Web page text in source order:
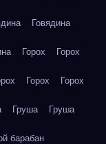
Говядина
Горох Горох
Горох Горох
Груша Груша
барабан